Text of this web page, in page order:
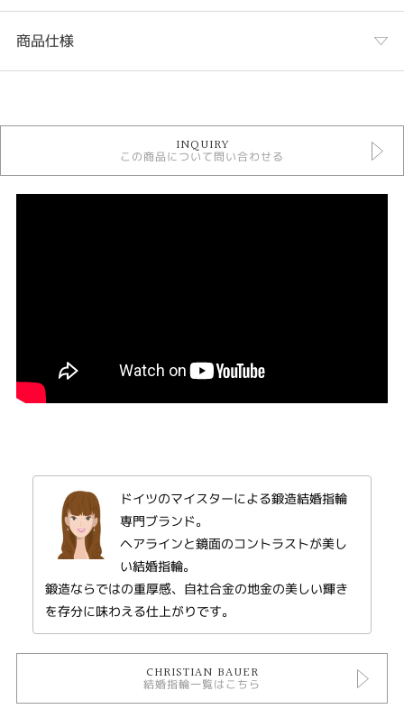
商品仕様
結婚指輪
結婚指輪シンプル
人気ブランド結婚指輪
結婚指輪 シンプル
性別
誰からも愛される優しい丸みはフェミニンでありながらも存在感を放ちま
※AU585.AU750.PT950にて作成が可能です。
※素材により金額が異なります。
INQUIRY
この商品について問い合わせる
ドイツのマイスターによる鍛造結婚指輪
専門ブランド。
ヘアラインと鏡面のコントラストが美し
い結婚指輪。
鍛造ならではの重厚感、自社合金の地金の美しい輝き
を存分に味わえる仕上がりです。
CHRISTIAN BAUER
結婚指輪一覧はこちら